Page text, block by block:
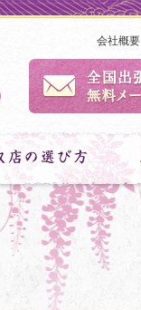
会社概要